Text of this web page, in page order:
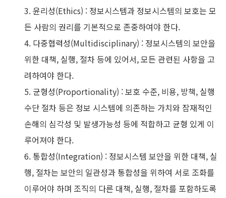
3. 윤리성(Ethics) : 정보시스템과 정보시스템의 보호는 모
든 사람의 권리를 기본적으로 존중하여야 한다.
4. 다중협력성(Multidisciplinary) : 정보시스템의 보안을
위한 대책, 실행, 절차 등에 있어서, 모든 관련된 사항을 고
려하여야 한다.
5. 균형성(Proportionality) : 보호 수준, 비용, 방책, 실행
수단 절차 등은 정보 시스템에 의존하는 가치와 잠재적인
손해의 심각성 및 발생가능성 등에 적합하고 균형 있게 이
루어져야 한다.
6. 통합성(Integration) : 정보시스템 보안을 위한 대책, 실
행, 절차는 보안의 일관성과 통합성을 위하여 서로 조화를
이루어야 하며 조직의 다른 대책, 실행, 절차를 포함하도록